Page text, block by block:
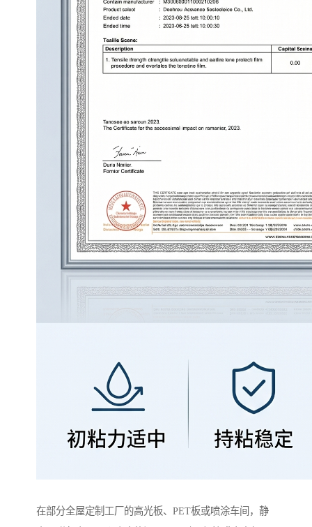
在部分全屋定制工厂的高光板、PET板或喷涂车间，静